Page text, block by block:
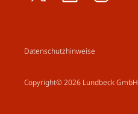
Datenschutzhinweise
Copyright© 2026 Lundbeck GmbH